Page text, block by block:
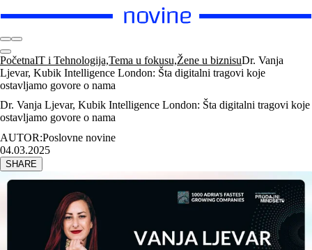
PočetnaIT i Tehnologija,Tema u fokusu,Žene u biznisuDr. Vanja
Ljevar, Kubik Intelligence London: Šta digitalni tragovi koje
ostavljamo govore o nama
Dr. Vanja Ljevar, Kubik Intelligence London: Šta digitalni tragovi koje
ostavljamo govore o nama
AUTOR:Poslovne novine
04.03.2025
SHARE